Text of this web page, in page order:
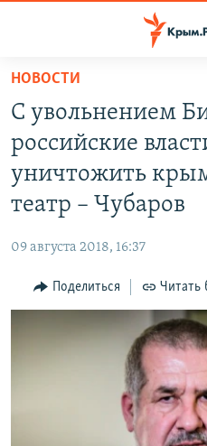
Вернуться
основному
содержанию
Вернутся
главной
Вернутся
поиску
СПЕЦПРОЕКТЫ
КАРТА ВОЕННЫХ ОБЪЕКТОВ
ВОДА
ИНТЕРАКТИВ
ИНФОГРАФИКА
ТЕЛЕПРОЕКТ КРЫМ.РЕАЛИИ
СОВЕТЫ ПРАВОЗАЩИТНИКОВ
ПРОПАВШИЕ БЕЗ ВЕСТИ
ПОБЕДИТЕЛЕЙ НЕ СУДЯТ?
РАДІО СВОБОДА
КАК ОБОЙТИ
Українською
ПРИСОЕДИНЯЙТЕСЬ!
НОВОСТИ
С увольнением
российские
уничтожить
театр – Чубаров
09 августа 2018, 16:37
Поделиться Читать